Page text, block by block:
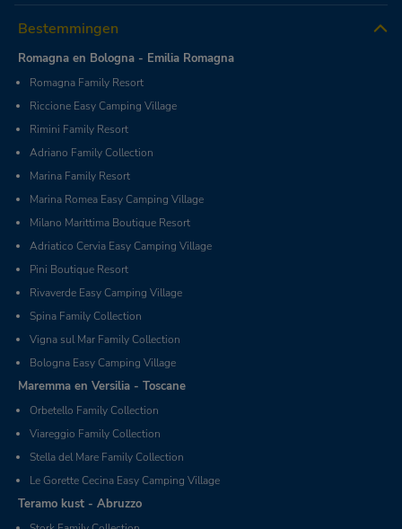
Bestemmingen
Romagna en Bologna - Emilia Romagna
Romagna Family Resort
Riccione Easy Camping Village
Rimini Family Resort
Adriano Family Collection
Marina Family Resort
Marina Romea Easy Camping Village
Milano Marittima Boutique Resort
Adriatico Cervia Easy Camping Village
Pini Boutique Resort
Rivaverde Easy Camping Village
Spina Family Collection
Vigna sul Mar Family Collection
Bologna Easy Camping Village
Maremma en Versilia - Toscane
Orbetello Family Collection
Viareggio Family Collection
Stella del Mare Family Collection
Le Gorette Cecina Easy Camping Village
Teramo kust - Abruzzo